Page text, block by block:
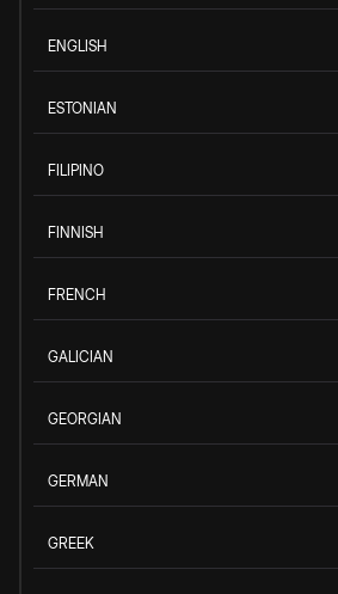
ENGLISH
ESTONIAN
FILIPINO
FINNISH
FRENCH
GALICIAN
GEORGIAN
GERMAN
GREEK